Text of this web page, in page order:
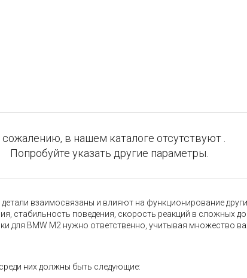
сожалению, в нашем каталоге отсутствуют .
Попробуйте указать другие параметры.
взаимосвязаны и влияют на функционирование
стабильность поведения, скорость реакций в сложных
для BMW M2 нужно ответственно, учитывая множество
них должны быть следующие: